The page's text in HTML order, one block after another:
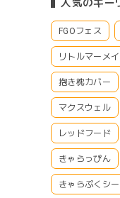
人気のキー
FGOフェス
リトルマーメ
抱き枕カバー
マクスウェル
レッドフード
きゃらっぴん
きゃらぷくシ